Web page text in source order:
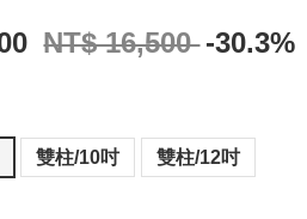
NT$ 16,500 -30.3%
雙柱/10吋 雙柱/12吋